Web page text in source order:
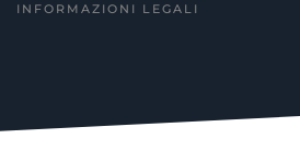
INFORMAZIONI LEGALI